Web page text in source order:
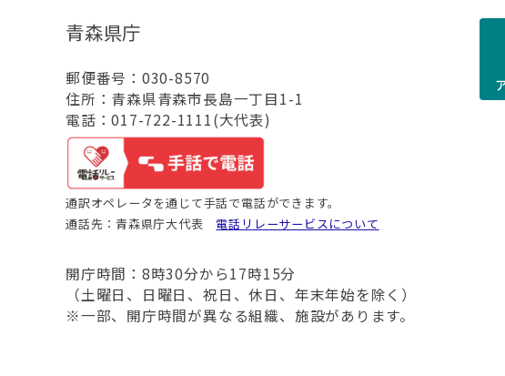
青森県庁
郵便番号：030-8570
住所：青森県青森市長島一丁目1-1
電話：017-722-1111(大代表)
通訳オペレータを通じて手話で電話ができます。
通話先：青森県庁大代表 電話リレーサービスについて
開庁時間：8時30分から17時15分
（土曜日、日曜日、祝日、休日、年末年始を除く）
※一部、開庁時間が異なる組織、施設があります。